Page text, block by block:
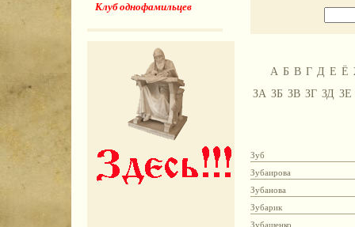
Клуб однофамильцев
А Б В Г Д Е Ё
ЗА ЗБ ЗВ ЗГ ЗД ЗЕ
Зуб
Зубаирова
Зубанова
Зубарик
Зубащенко